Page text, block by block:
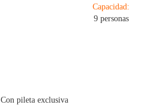
Capacidad:
9 personas
Con pileta exclusiva